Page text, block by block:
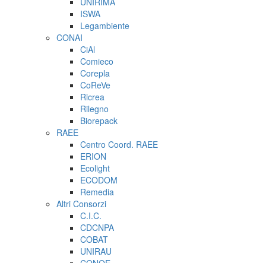
ISWA
Legambiente
CONAI
CiAl
Comieco
Corepla
CoReVe
Ricrea
Rilegno
Biorepack
RAEE
Centro Coord. RAEE
ERION
Ecolight
ECODOM
Remedia
Altri Consorzi
C.I.C.
CDCNPA
COBAT
UNIRAU